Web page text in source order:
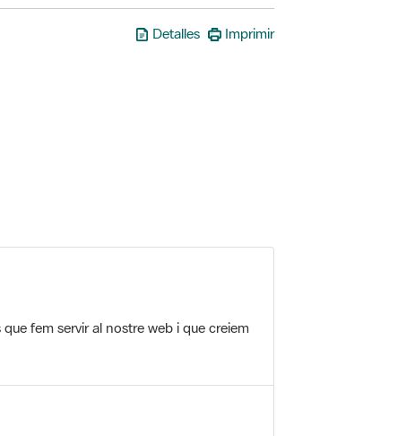
Detalles Imprimir
fem servir al nostre web i que creiem